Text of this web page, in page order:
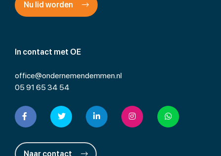
In contact met OE
office@ondernemendemmen.nl
05 91 65 34 54
Naar contact
Nu lid worden